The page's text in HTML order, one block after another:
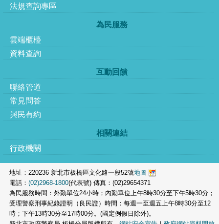
法規查詢專區
為民服務
雲端櫃檯
資料查詢
互動回饋
聯絡管道
常見問答
與民有約
相關連結
行政機關
地址：220236 新北市板橋區文化路一段52號地圖
電話： (02)2968-1800(代表號) 傳真：(02)29654371
為民服務時間：外勤單位24小時；內勤單位上午8時30分至下午5時30分；
受理警察刑事紀錄證明（良民證）時間：每週一至週五上午8時30分至12
時；下午13時30分至17時00分。(國定例假日除外)。